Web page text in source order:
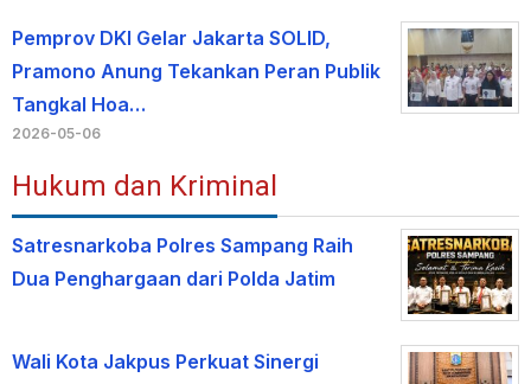
Pemprov DKI Gelar Jakarta SOLID,
Pramono Anung Tekankan Peran Publik
Tangkal Hoa…
2026-05-06
Hukum dan Kriminal
Satresnarkoba Polres Sampang Raih
Dua Penghargaan dari Polda Jatim
Wali Kota Jakpus Perkuat Sinergi